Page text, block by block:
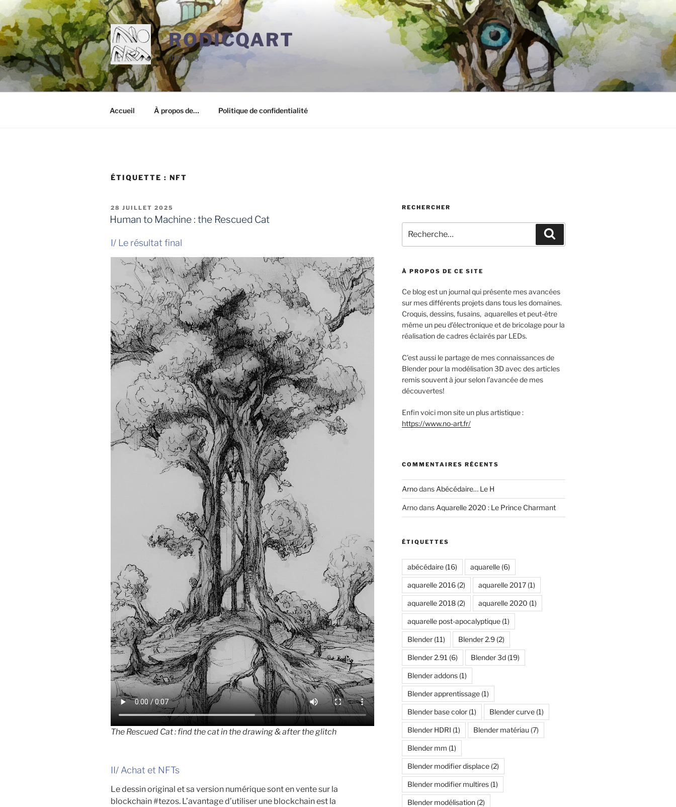
Aller
au
contenu
principal
RODICQART
the blog
Accueil À propos de… Politique de confidentialité
ÉTIQUETTE : NFT
PUBLIÉ
LE
28 JUILLET 2025
Human to Machine : the Rescued Cat
I/ Le résultat final
The Rescued Cat : find the cat in the drawing & after the glitch
II/ Achat et NFTs
Le dessin original et sa version numérique sont en vente sur la
blockchain #tezos. L’avantage d’utiliser une blockchain est la
RECHERCHER
pour
:
À PROPOS DE CE SITE
Ce blog est un journal qui présente mes avancées
sur mes différents projets dans tous les domaines.
Croquis, dessins, fusains, aquarelles et peut-être
même un peu d’électronique et de bricolage pour la
réalisation de cadres éclairés par LEDs.
C’est aussi le partage de mes connaissances de
Blender pour la modélisation 3D avec des articles
remis souvent à jour selon l’avancée de mes
découvertes!
Enfin voici mon site un plus artistique :
https://www.no-art.fr/
COMMENTAIRES RÉCENTS
Arnodans Abécédaire… Le H
Arnodans Aquarelle 2020 : Le Prince Charmant
ÉTIQUETTES
abécédaire(16) aquarelle(6)
aquarelle 2016(2) aquarelle 2017(1)
aquarelle 2018(2) aquarelle 2020 (1)
aquarelle post-apocalyptique(1)
Blender(11) Blender 2.9(2)
Blender 2.91 (6) Blender 3d(19)
Blender addons(1)
Blender apprentissage(1)
Blender base color(1) Blender curve(1)
Blender HDRI (1) Blender matériau (7)
Blender mm (1)
Blender modifier displace(2)
Blender modifier multires(1)
Blender modélisation(2)